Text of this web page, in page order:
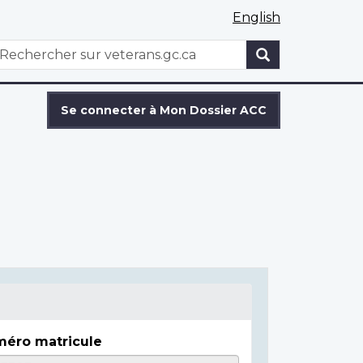
English
WxT
Se connecter à Mon Dossier ACC
matricule